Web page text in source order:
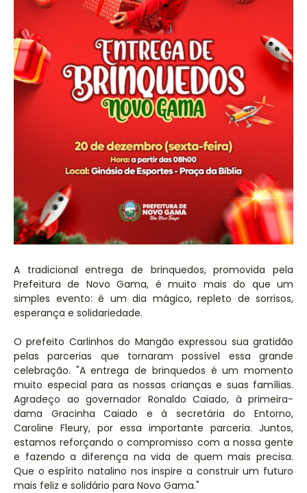
A tradicional entrega de brinquedos, promovida pela
Prefeitura de Novo Gama, é muito mais do que um
simples evento: é um dia mágico, repleto de sorrisos,
esperança e solidariedade.
O prefeito Carlinhos do Mangão expressou sua gratidão
pelas parcerias que tornaram possível essa grande
celebração. "A entrega de brinquedos é um momento
muito especial para as nossas crianças e suas famílias.
Agradeço ao governador Ronaldo Caiado, à primeira-
dama Gracinha Caiado e à secretária do Entorno,
Caroline Fleury, por essa importante parceria. Juntos,
estamos reforçando o compromisso com a nossa gente
e fazendo a diferença na vida de quem mais precisa.
Que o espírito natalino nos inspire a construir um futuro
mais feliz e solidário para Novo Gama."